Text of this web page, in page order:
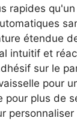
rapides
étendue
intuitif et
sur le
pour
pour plus de
personnaliser